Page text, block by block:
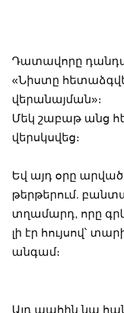
Դատավորը
«Նիստը
վերանայման»։
Մեկ շաբաթ անց
վերսկսվեց։
Եվ այդ օրը արված
թերթերում.
տղամարդ, որը
լի էր հույսով՝
անգամ։
Այդ պահին նա